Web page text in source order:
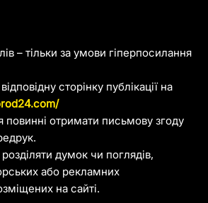
– тільки за умови гіперпосилання
сторінку публікації на
повинні отримати письмову згоду
думок чи поглядів,
або рекламних
на сайті.